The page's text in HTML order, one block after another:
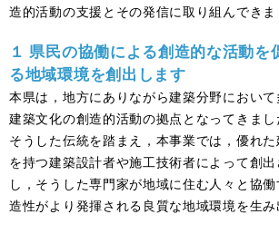
造的活動の支援とその発信に取り組んできま
１ 県民の協働による創造的な活動を
る地域環境を創出します
本県は，地方にありながら建築分野において
建築文化の創造的活動の拠点となってきまし
そうした伝統を踏まえ，本事業では，優れ
を持つ建築設計者や施工技術者によって創
し，そうした専門家が地域に住む人々と協
造性がより発揮される良質な地域環境を生み